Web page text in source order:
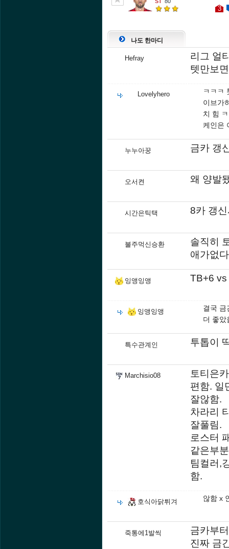
3
나도 한마디
Hefray
리그 얼
텟만보
Lovelyhero
ㅋㅋㅋ
이브가
치 힘
케인은
누누아꿍 금카 갱
오서켠 왜 양발
시간은틱택 8카 갱
불주먹신승환
솔직히
애가없
잉앵잉앵 TB+6
잉앵잉앵
결국 금
더 좋았
특수관계인 투톱이
Marchisio08
토티은
편함. 일
잘않함.
차라리
잘풀림.
로스터
같은부
팀컬러,
함.
호식아닭튀겨 않함 x
죽통에1발씩
금카부
진짜 금